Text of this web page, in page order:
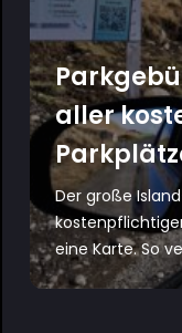
aller
Der große
eine Karte. So